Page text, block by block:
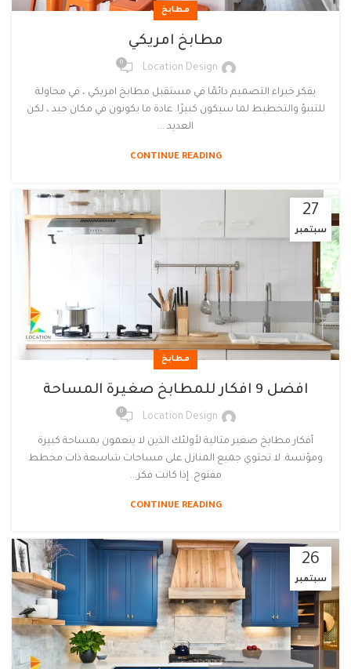
مطابخ
مطابخ امريكي
Location Design
0
يفكر خبراء التصميم دائمًا في مستقبل مطابخ امريكي ، في محاولة
للتنبؤ والتخطيط لما سيكون كبيرًا. عادة ما يكونون في مكان جيد ، لكن
العديد ...
CONTINUE READING
27
سبتمبر
مطابخ
افضل 9 افكار للمطابخ صغيرة المساحة
Location Design
0
أفكار مطابخ صغير مثالية لأولئك الذين لا ينعمون بمساحة كبيرة
ومؤنسة. لا تحتوي جميع المنازل على مساحات شاسعة ذات مخطط
مفتوح. إذا كانت فكر...
CONTINUE READING
26
سبتمبر